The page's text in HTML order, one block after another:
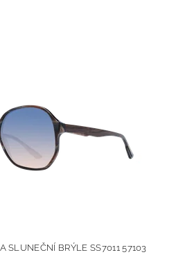
SLUNEČNÍ BRÝLE SS7011 57103